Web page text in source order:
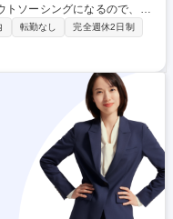
トソーシングになるので、取
チーム体制で、教育体制も完
ます。CADを使用した業務
積算・拾い出し・見積書入
出/図面作成・修正/竣工書
ェック/議事録作成/書類のデ
足を運んでサポートを行っ
転勤なし
完全週休2日制